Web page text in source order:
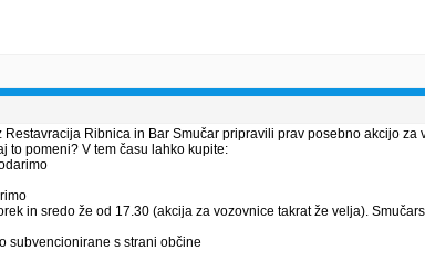
Ribnica in Bar Smučar pripravili prav posebno akcijo
to pomeni? V tem času lahko kupite:
in sredo že od 17.30 (akcija za vozovnice takrat že velja).
subvencionirane s strani občine